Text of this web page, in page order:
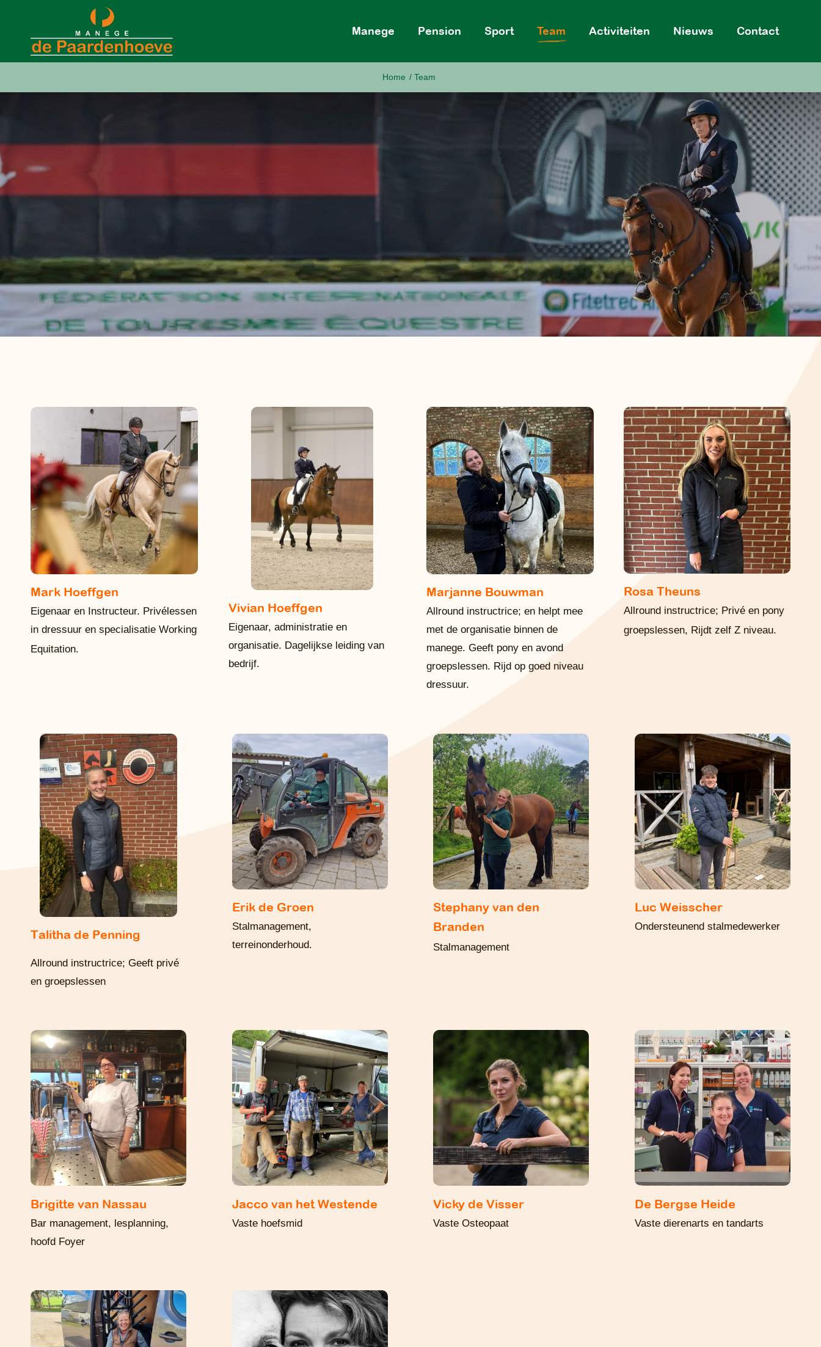
Manege Pension Sport Team Activiteiten Nieuws Contact
Home / Team
Mark Hoeffgen
Eigenaar en Instructeur. Privélessen
in dressuur en specialisatie Working
Equitation.
Vivian Hoeffgen
Eigenaar, administratie en
organisatie. Dagelijkse leiding van
bedrijf.
Marjanne Bouwman
Allround instructrice; en helpt mee
met de organisatie binnen de
manege. Geeft pony en avond
groepslessen. Rijd op goed niveau
dressuur.
Rosa Theuns
Allround instructrice; Privé en pony
groepslessen, Rijdt zelf Z niveau.
Talitha de Penning
Allround instructrice; Geeft privé
en groepslessen
Erik de Groen
Stalmanagement,
terreinonderhoud.
Stephany van den
Branden
Stalmanagement
Luc Weisscher
Ondersteunend stalmedewerker
Brigitte van Nassau
Bar management, lesplanning,
hoofd Foyer
Jacco van het Westende
Vaste hoefsmid
Vicky de Visser
Vaste Osteopaat
De Bergse Heide
Vaste dierenarts en tandarts